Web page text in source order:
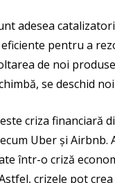
adesea
pentru a
de noi
se deschid
criza financiară
Uber și Airbnb.
într-o criză
crizele pot